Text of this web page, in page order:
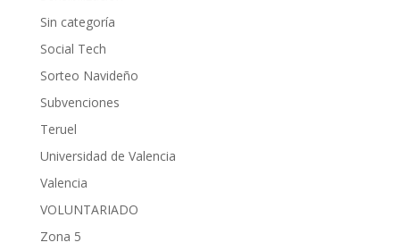
Sin categoría
Social Tech
Sorteo Navideño
Subvenciones
Teruel
Universidad de Valencia
Valencia
VOLUNTARIADO
Zona 5